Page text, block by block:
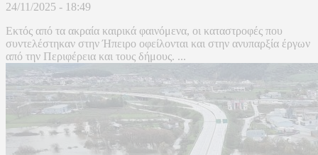
24/11/2025 - 18:49
Εκτός από τα ακραία καιρικά φαινόμενα, οι καταστροφές που
συντελέστηκαν στην Ήπειρο οφείλονται και στην ανυπαρξία έργων
από την Περιφέρεια και τους δήμους. ...